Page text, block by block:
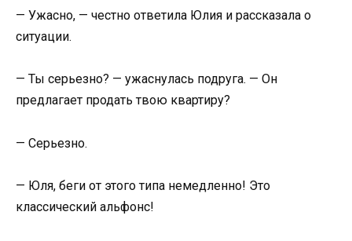
— Ужасно, — честно ответила Юлия и рассказала о
ситуации.
— Ты серьезно? — ужаснулась подруга. — Он
предлагает продать твою квартиру?
— Серьезно.
— Юля, беги от этого типа немедленно! Это
классический альфонс!